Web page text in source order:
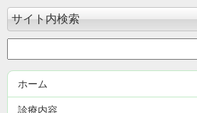
サイト内検索
ホーム
診療内容